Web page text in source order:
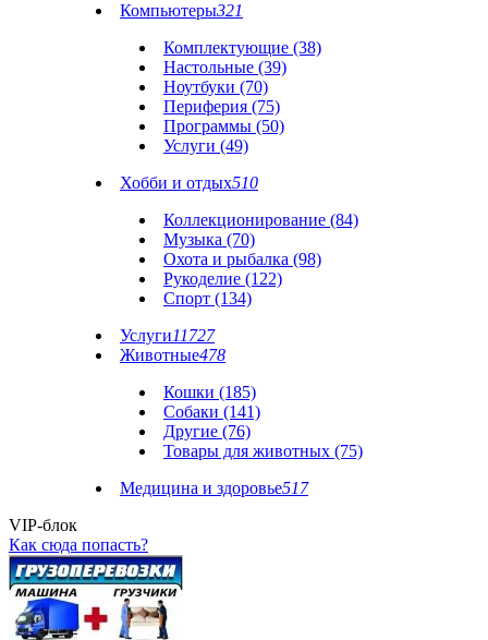
Компьютеры321
Комплектующие (38)
Настольные (39)
Ноутбуки (70)
Периферия (75)
Программы (50)
Услуги (49)
Хобби и отдых510
Коллекционирование (84)
Музыка (70)
Охота и рыбалка (98)
Рукоделие (122)
Спорт (134)
Услуги11727
Животные478
Кошки (185)
Собаки (141)
Другие (76)
Товары для животных (75)
Медицина и здоровье517
VIP-блок
Как сюда попасть?